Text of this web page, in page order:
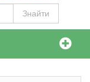
Знайти